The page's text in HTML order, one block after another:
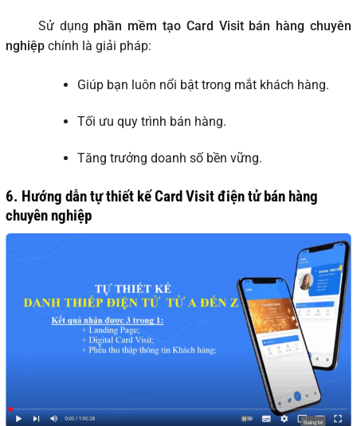
Sử dụng phần mềm tạo Card Visit bán hàng chuyên
nghiệp chính là giải pháp:
Giúp bạn luôn nổi bật trong mắt khách hàng.
Tối ưu quy trình bán hàng.
Tăng trưởng doanh số bền vững.
6. Hướng dẫn tự thiết kế Card Visit điện tử bán hàng
chuyên nghiệp